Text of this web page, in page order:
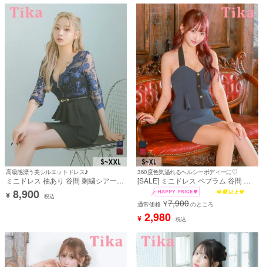
高級感漂う美シルエットドレス♪
ミニドレス 袖あり 谷間 刺繍シアーレ
ース バストジップ アシメペプラム ウ
エストベルト XXL 大きいサイズ タイ
¥ 8,900 税込
360度色気溢れるヘルシーボディーに♡
[SALE] ミニドレス ペプラム 谷間 ス
トレッチ ホルターネックリボン ワッ
フル素材 バイカラー XL ネイビー タ
イト キャバドレス (重川茉弥着用) [tk-
mdlb6005a]
通常価格 ¥7,900のところ
¥ 2,980 税込